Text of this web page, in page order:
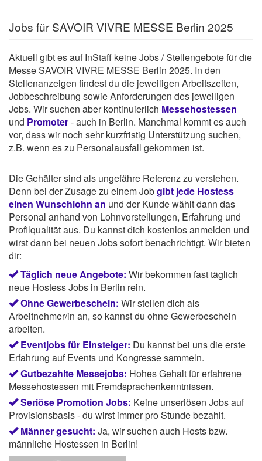
Jobs für SAVOIR VIVRE MESSE Berlin 2025
Aktuell gibt es auf InStaff keine Jobs / Stellengebote für die
Messe SAVOIR VIVRE MESSE Berlin 2025. In den
Stellenanzeigen findest du die jeweiligen Arbeitszeiten,
Jobbeschreibung sowie Anforderungen des jeweiligen
Jobs. Wir suchen aber kontinuierlich Messehostessen
und Promoter- auch in Berlin. Manchmal kommt es auch
vor, dass wir noch sehr kurzfristig Unterstützung suchen,
z.B. wenn es zu Personalausfall gekommen ist.
Die Gehälter sind als ungefähre Referenz zu verstehen.
Denn bei der Zusage zu einem Jobgibt jede Hostess
einen Wunschlohn an und der Kunde wählt dann das
Personal anhand von Lohnvorstellungen, Erfahrung und
Profilqualität aus. Du kannst dich kostenlos anmelden und
wirst dann bei neuen Jobs sofort benachrichtigt. Wir bieten
dir:
Täglich neue Angebote: Wir bekommen fast täglich
neue Hostess Jobs in Berlin rein.
Ohne Gewerbeschein: Wir stellen dich als
Arbeitnehmer/in an, so kannst du ohne Gewerbeschein
arbeiten.
Eventjobs für Einsteiger: Du kannst bei uns die erste
Erfahrung auf Events und Kongresse sammeln.
Gutbezahlte Messejobs: Hohes Gehalt für erfahrene
Messehostessen mit Fremdsprachenkenntnissen.
Seriöse Promotion Jobs: Keine unseriösen Jobs auf
Provisionsbasis - du wirst immer pro Stunde bezahlt.
Männer gesucht: Ja, wir suchen auch Hosts bzw.
männliche Hostessen in Berlin!